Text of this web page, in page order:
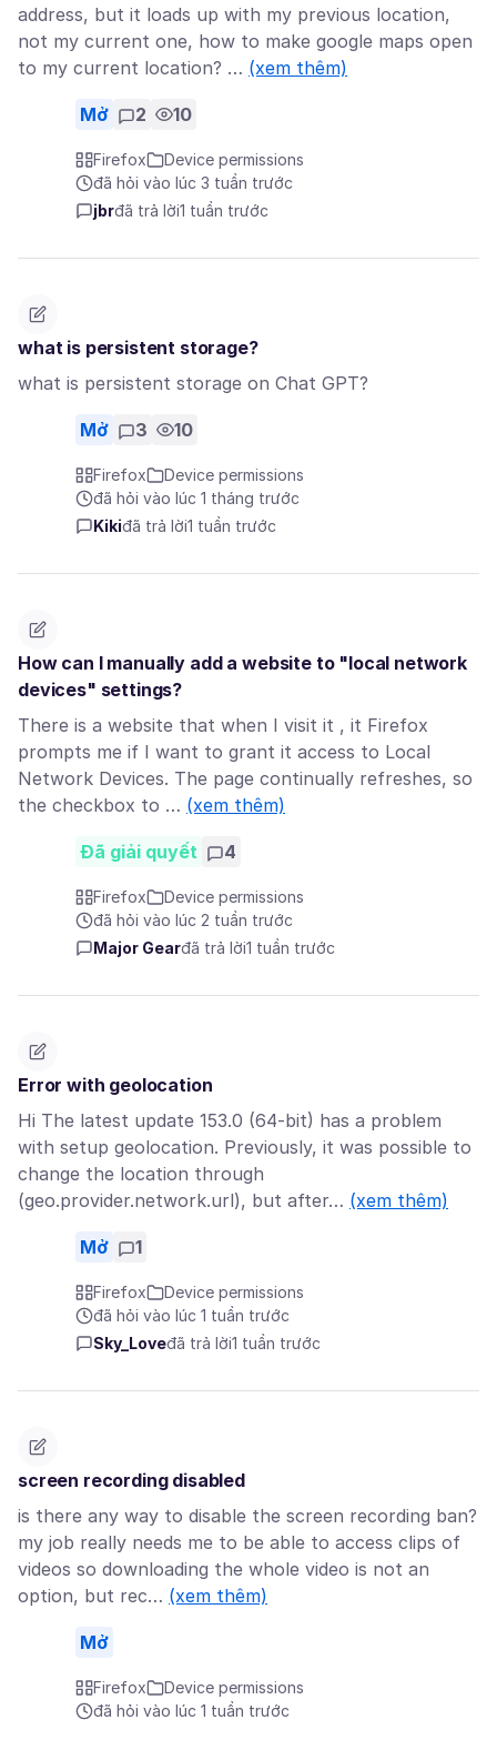
address, but it loads up with my previous location,
not my current one, how to make google maps open
to my current location? … (xem thêm)
Mở 2 10
Firefox
Device permissions
đã hỏi vào lúc 3 tuần trước
jbrđã trả lời1 tuần trước
what is persistent storage?
what is persistent storage on Chat GPT?
Mở 3 10
Firefox
Device permissions
đã hỏi vào lúc 1 tháng trước
Kikiđã trả lời1 tuần trước
How can I manually add a website to "local network
devices" settings?
There is a website that when I visit it , it Firefox
prompts me if I want to grant it access to Local
Network Devices. The page continually refreshes, so
the checkbox to … (xem thêm)
Đã giải quyết 4
Firefox
Device permissions
đã hỏi vào lúc 2 tuần trước
Major Gearđã trả lời1 tuần trước
Error with geolocation
Hi The latest update 153.0 (64-bit) has a problem
with setup geolocation. Previously, it was possible to
change the location through
(geo.provider.network.url), but after… (xem thêm)
Mở 1
Firefox
Device permissions
đã hỏi vào lúc 1 tuần trước
Sky_Loveđã trả lời1 tuần trước
screen recording disabled
is there any way to disable the screen recording ban?
my job really needs me to be able to access clips of
videos so downloading the whole video is not an
option, but rec… (xem thêm)
Mở
Firefox
Device permissions
đã hỏi vào lúc 1 tuần trước